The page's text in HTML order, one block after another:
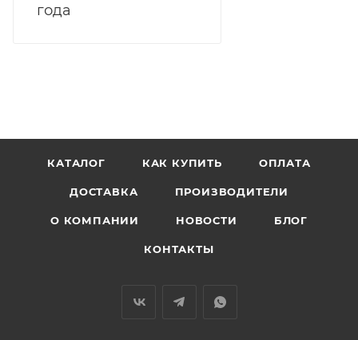
года
КАТАЛОГ КАК КУПИТЬ ОПЛАТА
ДОСТАВКА ПРОИЗВОДИТЕЛИ
О КОМПАНИИ НОВОСТИ БЛОГ
КОНТАКТЫ